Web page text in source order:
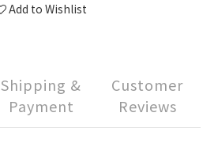
Add to Wishlist
Shipping &
Payment
Customer
Reviews